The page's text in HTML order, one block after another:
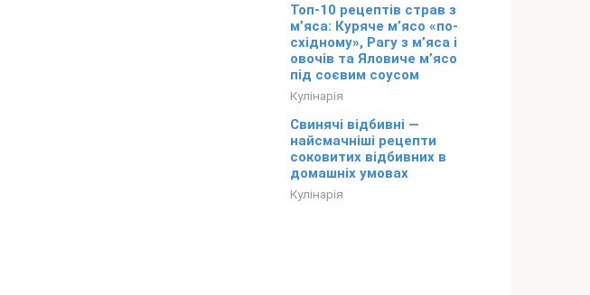
Топ-10 рецептів страв з
м’яса: Куряче м’ясо «по-
східному», Рагу з м’яса і
овочів та Яловиче м’ясо
під соєвим соусом
Кулінарія
Свинячі відбивні —
найсмачніші рецепти
соковитих відбивних в
домашніх умовах
Кулінарія